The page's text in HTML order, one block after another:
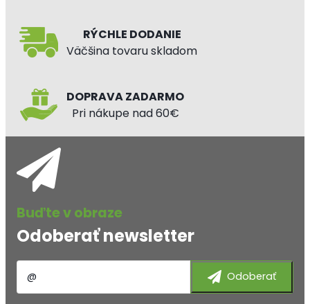
RÝCHLE DODANIE
Väčšina tovaru skladom
DOPRAVA ZADARMO
Pri nákupe nad 60€
Odoberať newsletter